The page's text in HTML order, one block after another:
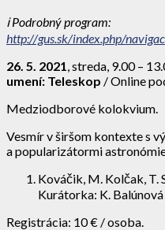
ℹ️Podrobný program:
http://gus.sk/index.php/
26. 5. 2021 , streda, 9.00 –
umení: Teleskop / Online
Medziodborové kolokvium.
Vesmír v širšom kontexte s
a popularizátormi
Kováčik, M. Kolčak, T.
Kurátorka: K. Balúnová
Registrácia: 10 € / osoba.